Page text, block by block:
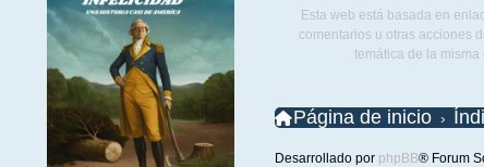
Esta web está basada en
comentarios u otras acciones
temática de la
Página de inicio
Desarrollado por phpBB® Forum